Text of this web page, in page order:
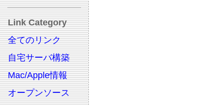
Link Category
全てのリンク
自宅サーバ構築
Mac/Apple情報
オープンソース